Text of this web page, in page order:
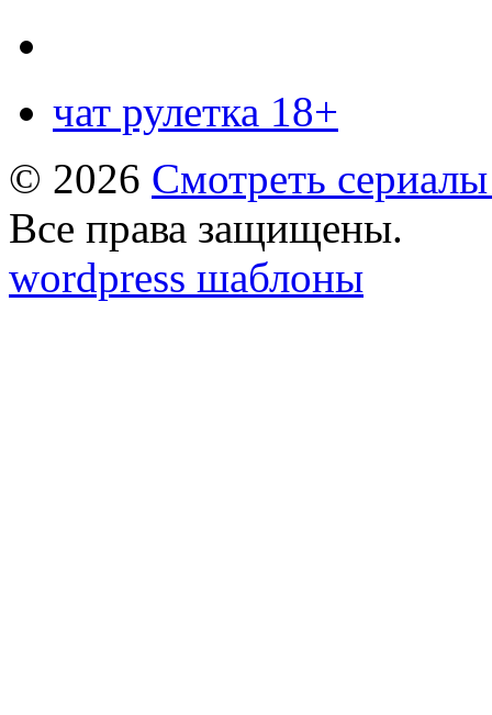
чат рулетка 18+
© 2026 Смотреть
Все права защищены.
wordpress шаблоны